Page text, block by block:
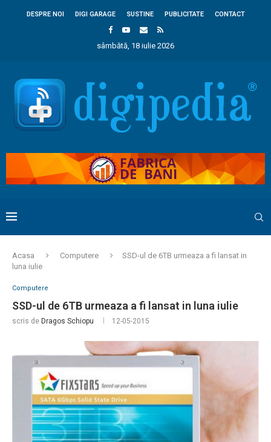
DESPRE NOI DIGI GARAGE SUSTINE PUBLICITATE CONTACT
sâmbătă, 18 iulie 2026
Acasa Computere
SSD-ul de 6TB urmeaza a fi lansat in
luna iulie
Computere
SSD-ul de 6TB urmeaza a fi lansat in luna iulie
scris de Dragos Schiopu 12-05-2015